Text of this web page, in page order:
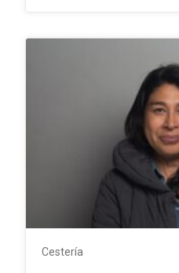
Cestería